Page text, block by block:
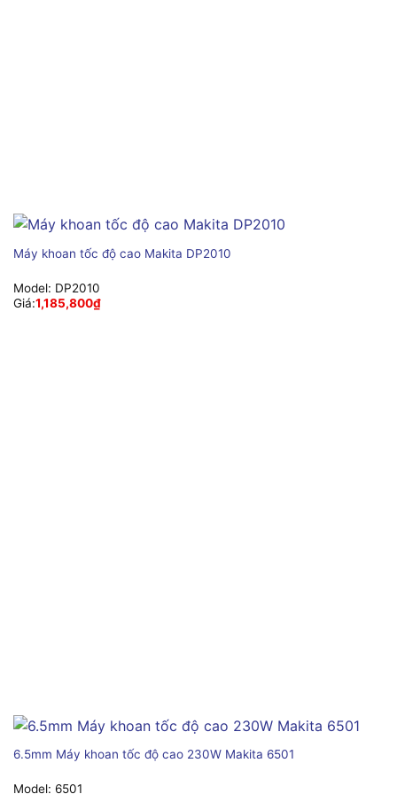
Máy khoan tốc độ cao Makita DP2010
Model: DP2010
Giá:1,185,800₫
6.5mm Máy khoan tốc độ cao 230W Makita 6501
Model: 6501